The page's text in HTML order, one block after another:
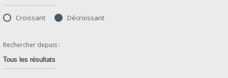
Croissant Décroissant
Rechercher depuis :